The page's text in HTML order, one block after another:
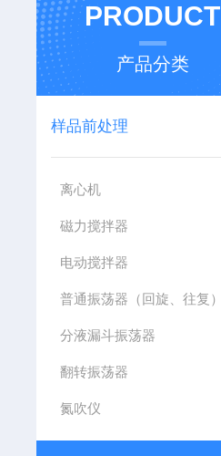
PRODUCT
产品分类
样品前处理
离心机
磁力搅拌器
电动搅拌器
普通振荡器（回旋、往复）
分液漏斗振荡器
翻转振荡器
氮吹仪